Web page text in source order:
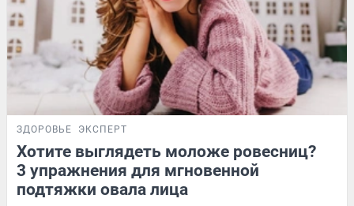
ЗДОРОВЬЕ ЭКСПЕРТ
Хотите выглядеть моложе ровесниц?
3 упражнения для мгновенной
подтяжки овала лица